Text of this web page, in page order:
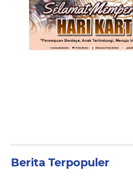
Berita Terpopuler